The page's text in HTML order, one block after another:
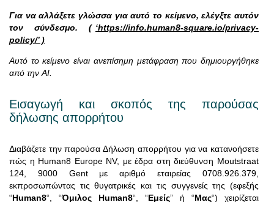
Για να αλλάξετε γλώσσα για αυτό το κείμενο, ελέγξτε αυτόν
τον σύνδεσμο. ( ‘https://info.human8-square.io/privacy-
policy/’ )
Αυτό το κείμενο είναι ανεπίσημη μετάφραση που δημιουργήθηκε
από την AI.
Εισαγωγή και σκοπός της παρούσας
δήλωσης απορρήτου
Διαβάζετε την παρούσα Δήλωση απορρήτου για να κατανοήσετε
πώς η Human8 Europe NV, με έδρα στη διεύθυνση Moutstraat
124, 9000 Gent με αριθμό εταιρείας 0708.926.379,
εκπροσωπώντας τις θυγατρικές και τις συγγενείς της (εφεξής
“Human8“, “Όμιλος Human8“, “Εμείς” ή “Μας“) χειρίζεται